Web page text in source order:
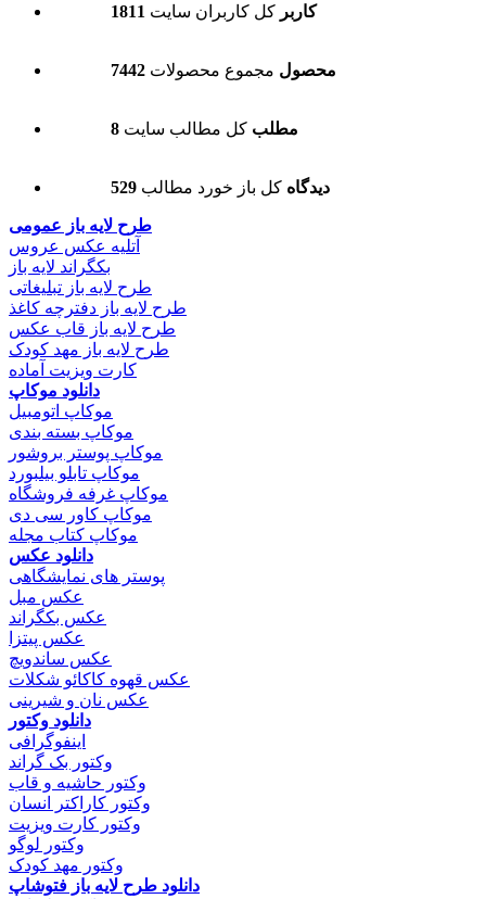
1811 کاربر کل کاربران سایت
7442 محصول مجموع محصولات
8 مطلب کل مطالب سایت
529 دیدگاه کل باز خورد مطالب
طرح لایه باز عمومی
آتلیه عکس عروس
بکگراند لایه باز
طرح لایه باز تبلیغاتی
طرح لایه باز دفترچه کاغذ
طرح لایه باز قاب عکس
طرح لایه باز مهد کودک
کارت ویزیت آماده
دانلود موکاپ
موکاپ اتومبیل
موکاپ بسته بندی
موکاپ پوستر بروشور
موکاپ تابلو بیلبورد
موکاپ غرفه فروشگاه
موکاپ کاور سی دی
موکاپ کتاب مجله
دانلود عکس
پوستر های نمایشگاهی
عکس مبل
عکس بکگراند
عکس پیتزا
عکس ساندویچ
عکس قهوه کاکائو شکلات
عکس نان و شیرینی
دانلود وکتور
اینفوگرافی
وکتور بک گراند
وکتور حاشیه و قاب
وکتور کاراکتر انسان
وکتور کارت ویزیت
وکتور لوگو
وکتور مهد کودک
دانلود طرح لایه باز فتوشاپ